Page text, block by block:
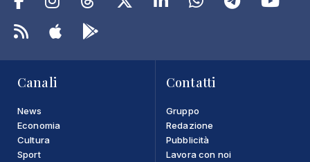
Canali
News
Economia
Cultura
Sport
Contatti
Gruppo
Redazione
Pubblicità
Lavora con noi